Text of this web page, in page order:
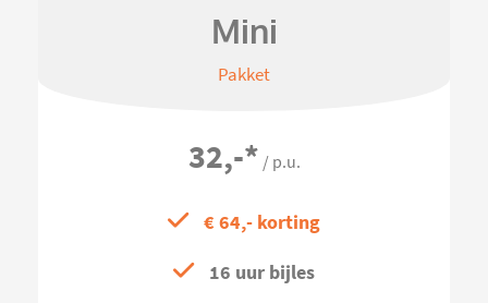
Mini
Pakket
32,-* / p.u.
€ 64,- korting
16 uur bijles